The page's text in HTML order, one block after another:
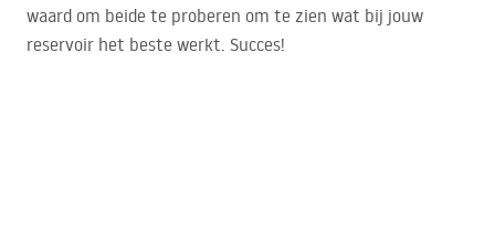
waard om beide te proberen om te zien wat bij jouw
reservoir het beste werkt. Succes!